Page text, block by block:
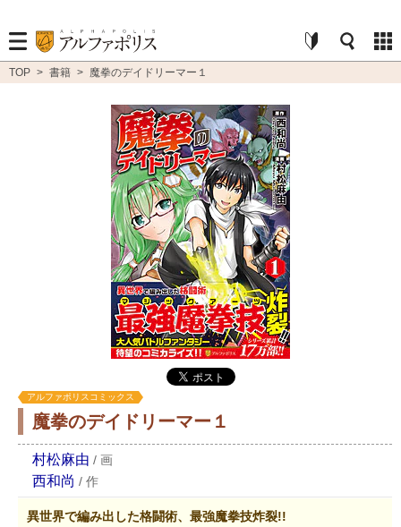
TOP > 書籍 > 魔拳のデイドリーマー１
アルファポリスコミックス
魔拳のデイドリーマー１
村松麻由 / 画
西和尚 / 作
異世界で編み出した格闘術、最強魔拳技炸裂!!